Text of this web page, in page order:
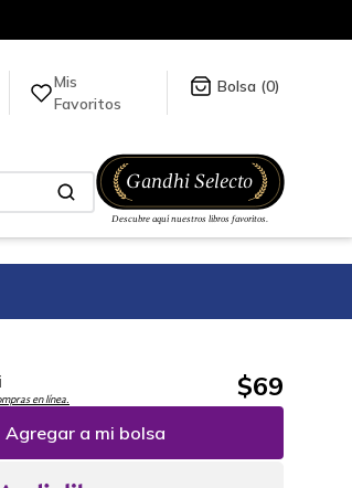
Mis
Favoritos
0
en línea. $69
Agregar a mi bolsa